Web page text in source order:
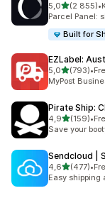
5,0z 5 hvězd
(2 855)
Celkový počet
•
Parcel Panel:
Built for
EZLabel:
5,0z 5 hvězd
(793)
Celkový počet
•
MyPost
Pirate Ship:
4,9z 5 hvězd
(159)
Celkový počet
•
Save your
Sendcloud |
4,6z 5 hvězd
(477)
Celkový počet
•
Easy shipping